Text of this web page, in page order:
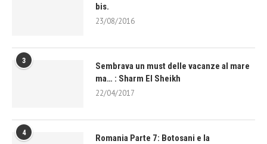
bis.
23/08/2016
3
Sembrava un must delle vacanze al mare
ma… : Sharm El Sheikh
22/04/2017
4
Romania Parte 7: Botosani e la